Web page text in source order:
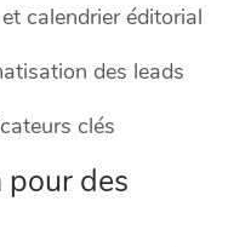
calendrier éditorial
des leads
clés
des